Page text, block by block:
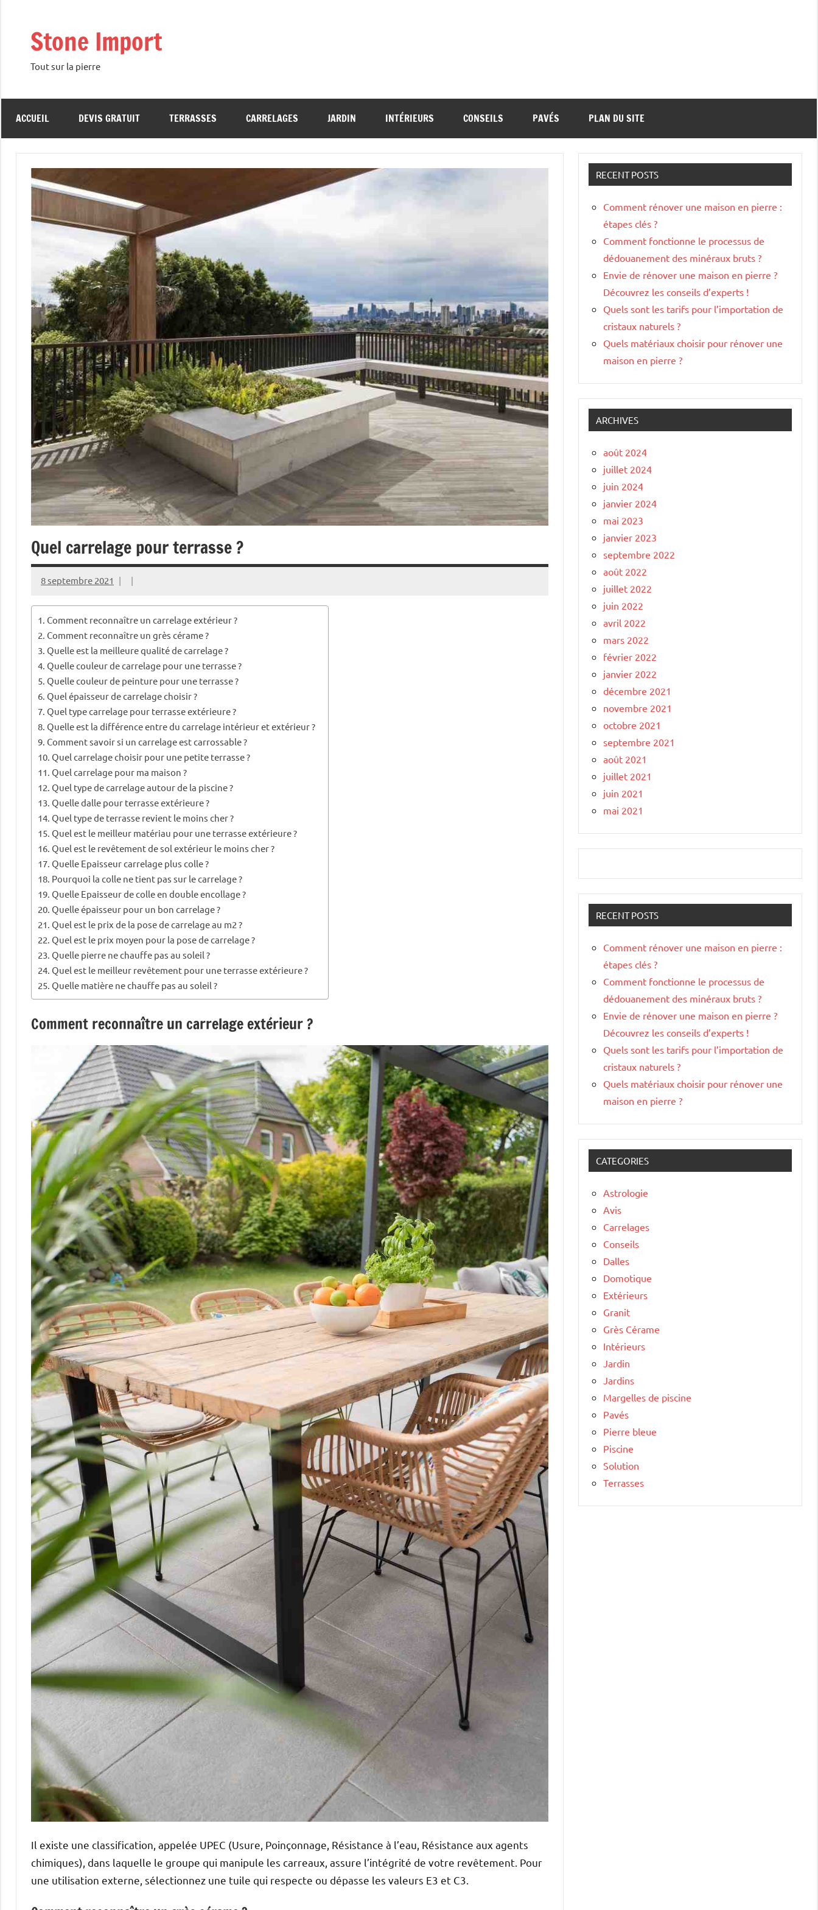
contenuStone Import
Tout sur la pierre
ACCUEIL DEVIS GRATUIT TERRASSES CARRELAGES JARDIN INTÉRIEURS CONSEILS PAVÉS PLAN DU SITE
Quel carrelage pour terrasse ?
8 septembre 2021
Comment reconnaître un carrelage extérieur ?
Comment reconnaître un grès cérame ?
Quelle est la meilleure qualité de carrelage ?
Quelle couleur de carrelage pour une terrasse ?
Quelle couleur de peinture pour une terrasse ?
Quel épaisseur de carrelage choisir ?
Quel type carrelage pour terrasse extérieure ?
Quelle est la différence entre du carrelage intérieur et extérieur ?
Comment savoir si un carrelage est carrossable ?
Quel carrelage choisir pour une petite terrasse ?
Quel carrelage pour ma maison ?
Quel type de carrelage autour de la piscine ?
Quelle dalle pour terrasse extérieure ?
Quel type de terrasse revient le moins cher ?
Quel est le meilleur matériau pour une terrasse extérieure ?
Quel est le revêtement de sol extérieur le moins cher ?
Quelle Epaisseur carrelage plus colle ?
Pourquoi la colle ne tient pas sur le carrelage ?
Quelle Epaisseur de colle en double encollage ?
Quelle épaisseur pour un bon carrelage ?
Quel est le prix de la pose de carrelage au m2 ?
Quel est le prix moyen pour la pose de carrelage ?
Quelle pierre ne chauffe pas au soleil ?
Quel est le meilleur revêtement pour une terrasse extérieure ?
Quelle matière ne chauffe pas au soleil ?
Comment reconnaître un carrelage extérieur ?
Il existe une classification, appelée UPEC (Usure, Poinçonnage, Résistance à l’eau, Résistance aux agents
chimiques), dans laquelle le groupe qui manipule les carreaux, assure l’intégrité de votre revêtement. Pour
une utilisation externe, sélectionnez une tuile qui respecte ou dépasse les valeurs E3 et C3.
RECENT POSTS
Comment rénover une maison en pierre :
étapes clés ?
Comment fonctionne le processus de
dédouanement des minéraux bruts ?
Envie de rénover une maison en pierre ?
Découvrez les conseils d’experts !
Quels sont les tarifs pour l’importation de
cristaux naturels ?
Quels matériaux choisir pour rénover une
maison en pierre ?
ARCHIVES
août 2024
juillet 2024
juin 2024
janvier 2024
mai 2023
janvier 2023
septembre 2022
août 2022
juillet 2022
juin 2022
avril 2022
mars 2022
février 2022
janvier 2022
décembre 2021
novembre 2021
octobre 2021
septembre 2021
août 2021
juillet 2021
juin 2021
mai 2021
RECENT POSTS
Comment rénover une maison en pierre :
étapes clés ?
Comment fonctionne le processus de
dédouanement des minéraux bruts ?
Envie de rénover une maison en pierre ?
Découvrez les conseils d’experts !
Quels sont les tarifs pour l’importation de
cristaux naturels ?
Quels matériaux choisir pour rénover une
maison en pierre ?
CATEGORIES
Astrologie
Avis
Carrelages
Conseils
Dalles
Domotique
Extérieurs
Granit
Grès Cérame
Intérieurs
Jardin
Jardins
Margelles de piscine
Pavés
Pierre bleue
Piscine
Solution
Terrasses